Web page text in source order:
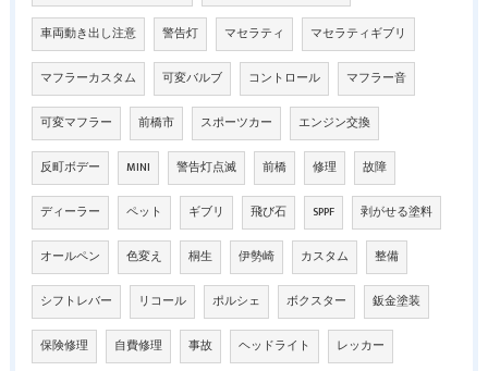
車両動き出し注意 警告灯 マセラティ マセラティギブリ
マフラーカスタム 可変バルブ コントロール マフラー音
可変マフラー 前橋市 スポーツカー エンジン交換
反町ボデー MINI 警告灯点滅 前橋 修理 故障
ディーラー ペット ギブリ 飛び石 SPPF 剥がせる塗料
オールペン 色変え 桐生 伊勢崎 カスタム 整備
シフトレバー リコール ポルシェ ボクスター 鈑金塗装
保険修理 自費修理 事故 ヘッドライト レッカー